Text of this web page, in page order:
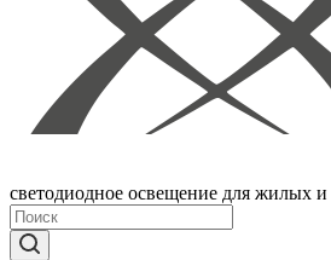
светодиодное освещение для жилых